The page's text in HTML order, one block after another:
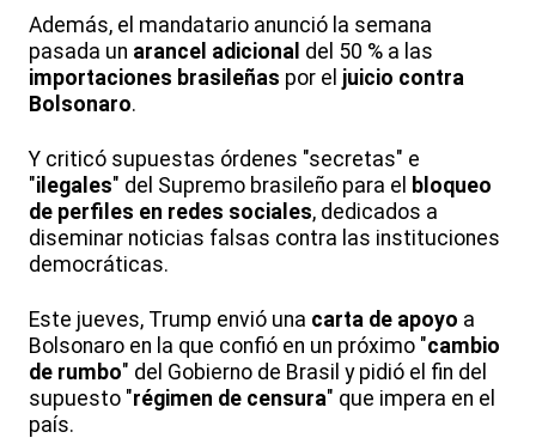
Además, el mandatario anunció la semana
pasada un arancel adicional del 50 % a las
importaciones brasileñas por el juicio contra
Bolsonaro.
Y criticó supuestas órdenes "secretas" e
"ilegales" del Supremo brasileño para el bloqueo
de perfiles en redes sociales, dedicados a
diseminar noticias falsas contra las instituciones
democráticas.
Este jueves, Trump envió una carta de apoyo a
Bolsonaro en la que confió en un próximo "cambio
de rumbo" del Gobierno de Brasil y pidió el fin del
supuesto "régimen de censura" que impera en el
país.